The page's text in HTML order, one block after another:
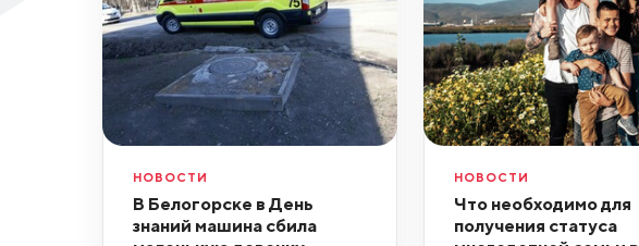
НОВОСТИ
В Белогорске в День
знаний машина сбила
НОВОСТИ
Что необходимо для
получения статуса